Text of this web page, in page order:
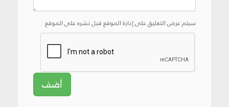
سيتم عرض التعليق على إدارة الموقع قبل نشره على الموقع
أضف